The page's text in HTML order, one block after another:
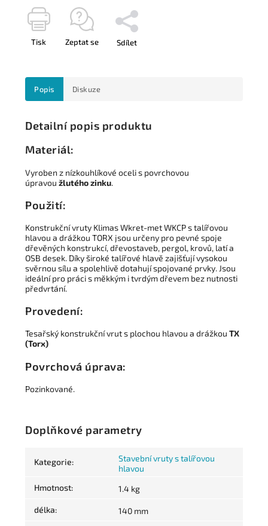
Tisk Zeptat se Sdílet
Popis Diskuze
Detailní popis produktu
Materiál:
Vyroben z nízkouhlíkové oceli s povrchovou
úpravou žlutého zinku.
Použití:
Konstrukční vruty Klimas Wkret-met WKCP s talířovou
hlavou a drážkou TORX jsou určeny pro pevné spoje
dřevěných konstrukcí, dřevostaveb, pergol, krovů, latí a
OSB desek. Díky široké talířové hlavě zajišťují vysokou
svěrnou sílu a spolehlivě dotahují spojované prvky. Jsou
ideální pro práci s měkkým i tvrdým dřevem bez nutnosti
předvrtání.
Provedení:
Tesařský konstrukční vrut s plochou hlavou a drážkou TX
(Torx)
Povrchová úprava:
Pozinkované.
Doplňkové parametry
Kategorie:
Stavební vruty s talířovou
hlavou
Hmotnost: 1.4 kg
délka: 140 mm